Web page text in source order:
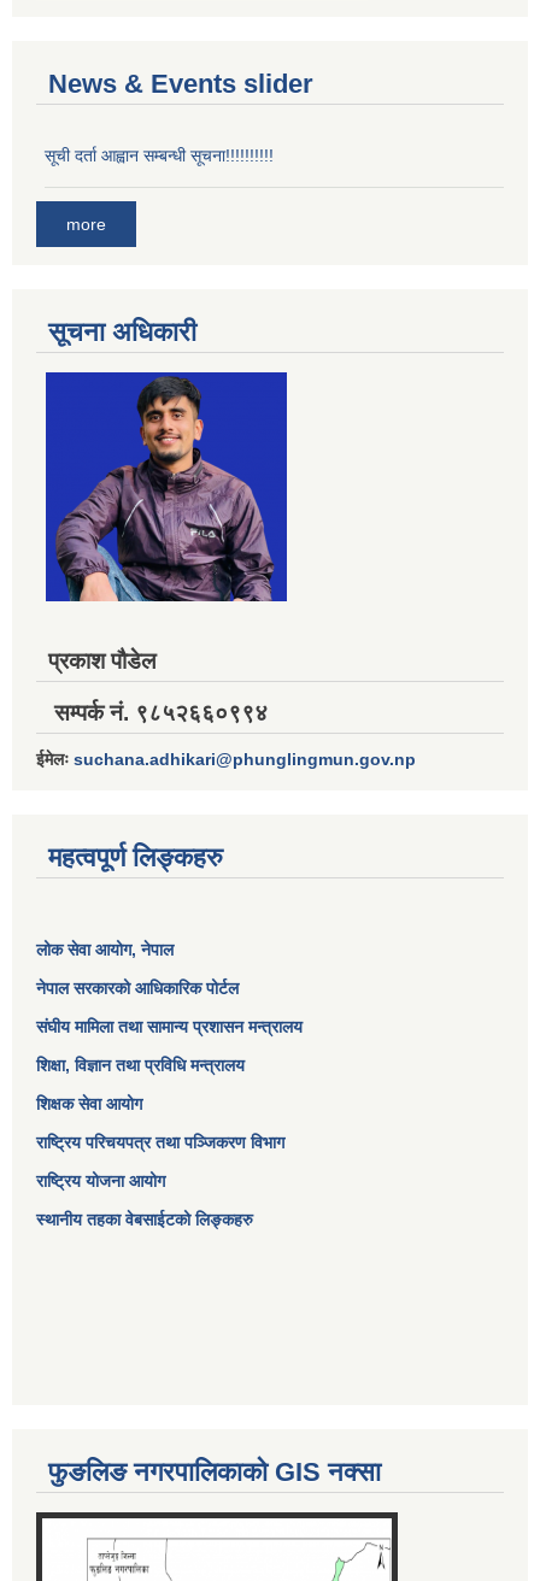
News & Events slider
सूची दर्ता आह्वान सम्बन्धी सूचना!!!!!!!!!!
more
सूचना अधिकारी
प्रकाश पौडेल
सम्पर्क नं. ९८५२६६०९९४
ईमेलः suchana.adhikari@phunglingmun.gov.np
महत्वपूर्ण लिङ्कहरु
लोक सेवा आयोग, नेपाल
नेपाल सरकारको आधिकारिक पोर्टल
संघीय मामिला तथा सामान्य प्रशासन मन्त्रालय
शिक्षा, विज्ञान तथा प्रविधि मन्त्रालय
शिक्षक सेवा आयोग
राष्ट्रिय परिचयपत्र तथा पञ्जिकरण विभाग
राष्ट्रिय योजना आयोग
स्थानीय तहका वेबसाईटको लिङ्कहरु
फुङलिङ नगरपालिकाको GIS नक्सा